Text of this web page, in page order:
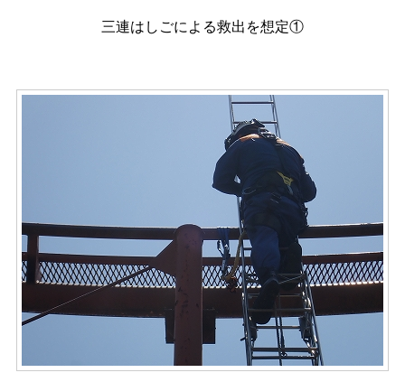
三連はしごによる救出を想定①